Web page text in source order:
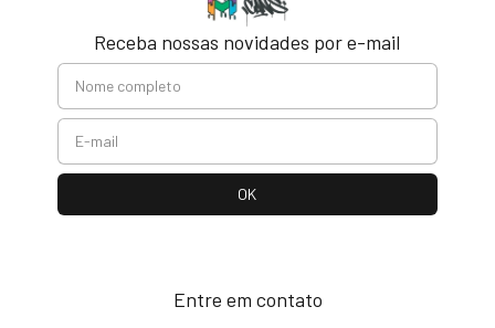
Receba nossas novidades por e-mail
Entre em contato